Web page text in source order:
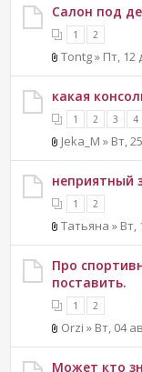
Салон под
1 2
Tontg » Пт, 12
какая
1 2 3 4
Jeka_M » Вт,
неприятный
1 2
Татьяна » Вт,
Про
поставить.
1 2
Orzi » Вт, 04
Может кто